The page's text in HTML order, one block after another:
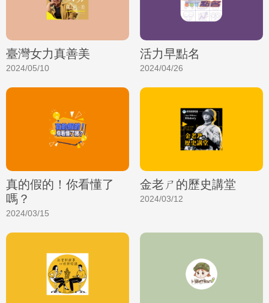
臺灣女力真善美
2024/05/10
活力早點名
2024/04/26
真的假的！你看懂了
嗎？
2024/03/15
金老ㄕ的歷史講堂
2024/03/12